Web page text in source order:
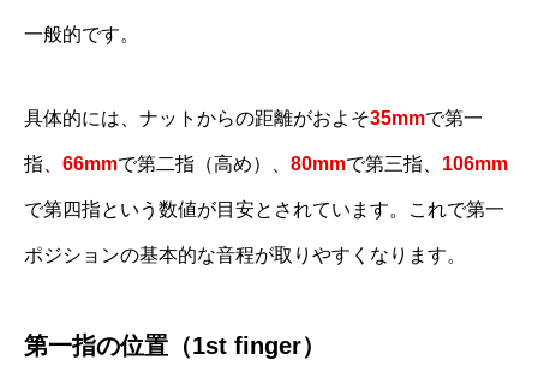
一般的です。
具体的には、ナットからの距離がおよそ35mmで第一
指、 66mmで第二指（高め）、 80mmで第三指、 106mm
で第四指という数値が目安とされています。これで第一
ポジションの基本的な音程が取りやすくなります。
第一指の位置（1st finger）